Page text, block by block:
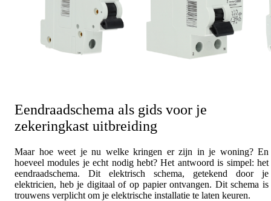
Eendraadschema als gids voor je
zekeringkast uitbreiding
Maar hoe weet je nu welke kringen er zijn in je woning? En
hoeveel modules je echt nodig hebt? Het antwoord is simpel: het
eendraadschema. Dit elektrisch schema, getekend door je
elektricien, heb je digitaal of op papier ontvangen. Dit schema is
trouwens verplicht om je elektrische installatie te laten keuren.